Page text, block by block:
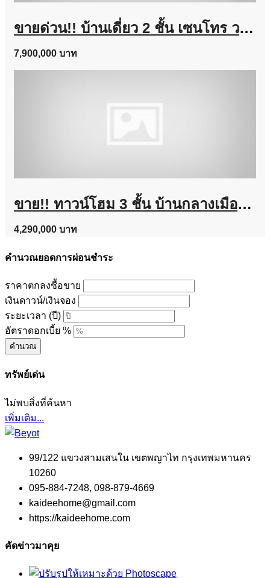
ขายด่วน!! บ้านเดี่ยว 2 ชั้น เซนโทร วงแหวน-จตุโชติ (ขนาด 59 ตร.ว.) เดินทางง่าย ใกล้ทางด่วนนิดเดียว สามวาตะวันตก คลองสามวา กทม. : Centro Wongwaen-Chatuchot
7,900,000 บาท
ขาย!! ทาวน์โฮม 3 ชั้น บ้านกลางเมือง งามวงศ์วาน (ขนาด 18 ตร.ว.) งามวงศ์วาน 47 แยก 6 (ซ.ชินเขต 2/6) ใกล้การไฟฟ้าส่วนภูมิภาค(สำนักงานใหญ่) หลักสี่ กทม. : Baan Klang Muang Ngamwongwan
4,290,000 บาท
คำนวณยอดการผ่อนชำระ
ราคาตกลงซื้อขาย
เงินดาวน์/เงินจอง
ระยะเวลา (ปี)
อัตราดอกเบี้ย %
คำนวณ
ทรัพย์เด่น
ไม่พบสิ่งที่ค้นหา
เพิ่มเติม...
99/122 แขวงสามเสนใน เขตพญาไท กรุงเทพมหานคร
10260
095-884-7248, 098-879-4669
kaideehome@gmail.com
https://kaideehome.com
คัดข่าวมาคุย